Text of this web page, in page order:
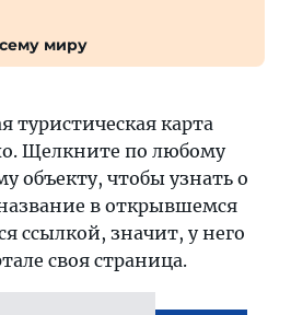
миру
туристическая карта
Щелкните по любому
объекту, чтобы узнать о
в открывшемся
ссылкой, значит, у него
своя страница.